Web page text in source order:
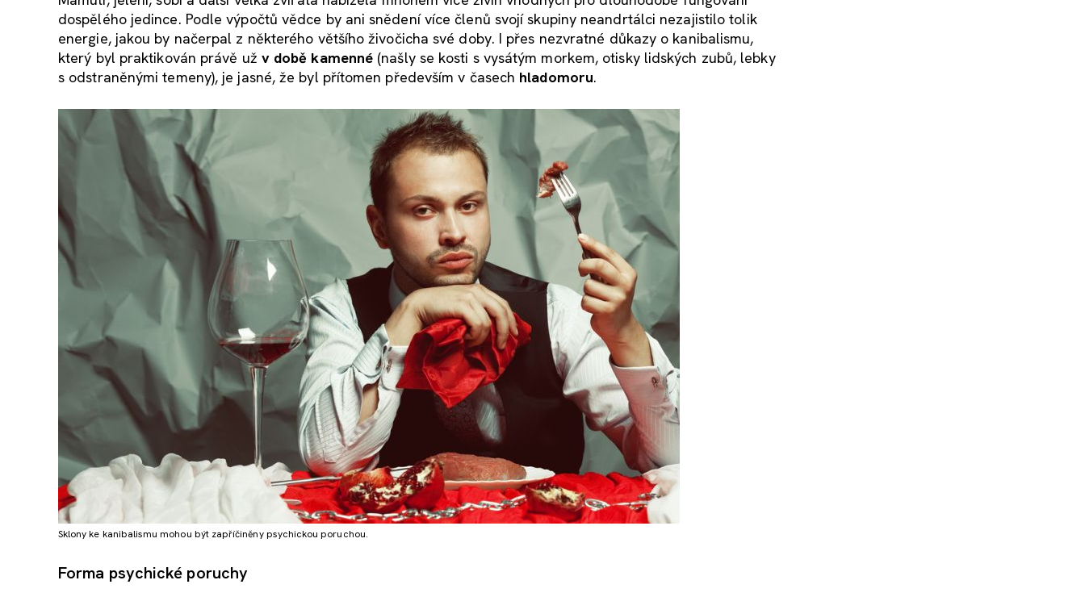
dospělého jedince. Podle výpočtů vědce by ani snědení více členů svojí skupiny neandrtálci nezajistilo tolik
energie, jakou by načerpal z některého většího živočicha své doby. I přes nezvratné důkazy o kanibalismu,
který byl praktikován právě už v době kamenné (našly se kosti s vysátým morkem, otisky lidských zubů, lebky
s odstraněnými temeny), je jasné, že byl přítomen především v časech hladomoru.
Sklony ke kanibalismu mohou být zapříčiněny psychickou poruchou.
Forma psychické poruchy